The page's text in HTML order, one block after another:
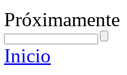
Próximamente
Inicio